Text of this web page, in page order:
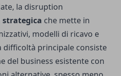
la disruption
strategica che mette in
modelli di ricavo e
difficoltà principale consiste
del business esistente con